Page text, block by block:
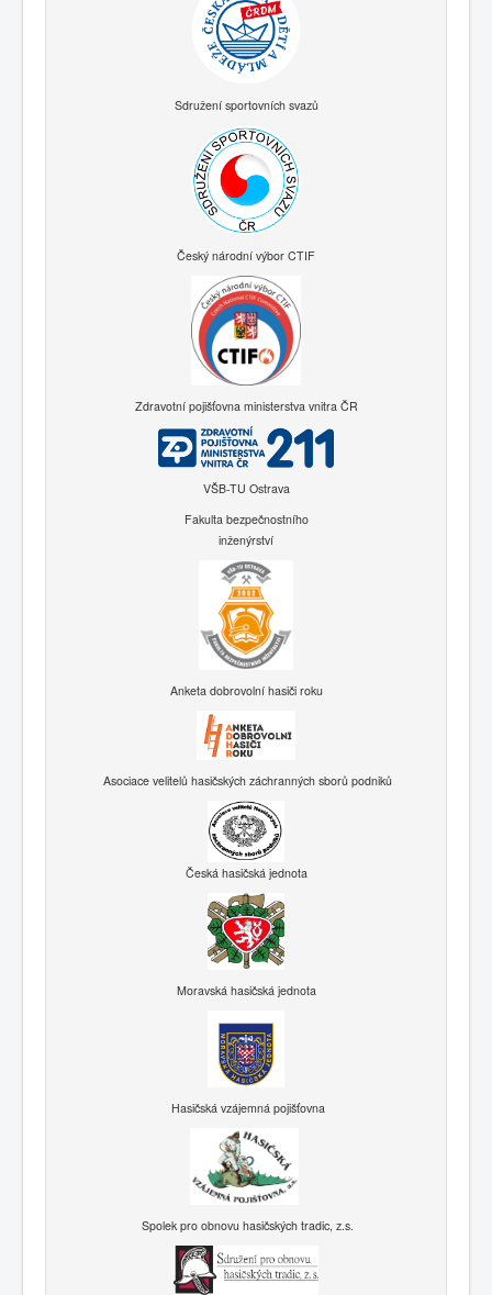
Sdružení sportovních svazů
Český národní výbor CTIF
Zdravotní pojišťovna ministerstva vnitra ČR
VŠB-TU Ostrava
Fakulta bezpečnostního
inženýrství
Anketa dobrovolní hasiči roku
Asociace velitelů hasičských záchranných sborů podniků
Česká hasičská jednota
Moravská hasičská jednota
Hasičská vzájemná pojišťovna
Spolek pro obnovu hasičských tradic, z.s.